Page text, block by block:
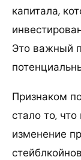
капитала,
Это важный
Признаком
стало то,
изменение